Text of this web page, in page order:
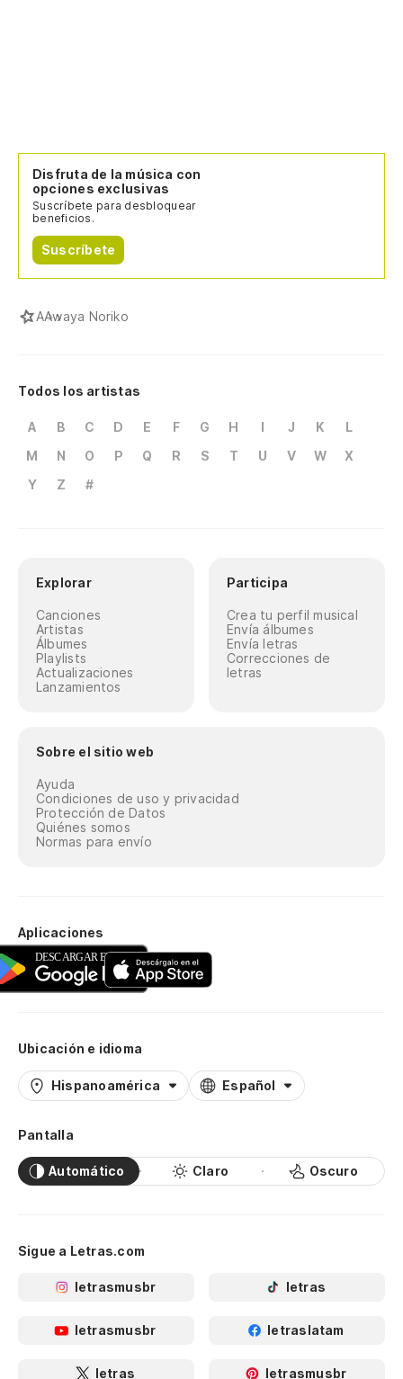
Disfruta de la música con
opciones exclusivas
Suscríbete para desbloquear
beneficios.
Suscríbete
AAwaya Noriko
Todos los artistas
A B C D E F G H I J K
L
M
N O P Q R S T U V W
X
Y
Z #
Explorar
Canciones
Artistas
Álbumes
Playlists
Actualizaciones
Lanzamientos
Participa
Crea tu perfil musical
Envía álbumes
Envía letras
Correcciones de
letras
Sobre el sitio web
Ayuda
Condiciones de uso y privacidad
Protección de Datos
Quiénes somos
Normas para envío
Aplicaciones
Ubicación e idioma
Hispanoamérica Español
Pantalla
Automático Claro Oscuro
Sigue a Letras.com
letrasmusbr letras
letrasmusbr letraslatam
letras letrasmusbr